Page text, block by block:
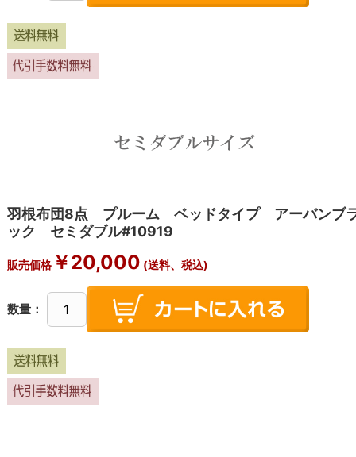
羽根布団8点 プルーム ベッドタイプ アーバンブ
ック セミダブル#10919
販売価格￥20,000 (送料、税込)
数量：